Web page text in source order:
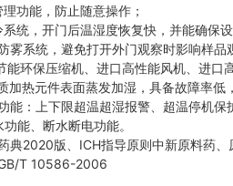
功能，防止随意操作；
统，开门后温湿度恢复快，并能确保
雾系统，避免打开外门观察时影响样品
能环保压缩机、进口高性能风机、进口
加热元件表面蒸发加湿，具备故障率低
能：上下限超温超湿报警、超温停机
能、断水断电功能。
典2020版、ICH指导原则中新原料药
T 10586-2006